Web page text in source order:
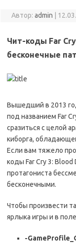
Автор: admin
Чит-коды Far
бесконечные
Вышедший в 2013
под названием Far
сразиться с целой
киборга,
Если вам тяжело
коды Far Cry 3:
протагониста
бесконечными.
Чтобы произвести
ярлыка игры и в
-